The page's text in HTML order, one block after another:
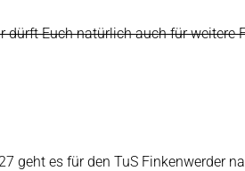
dürft Euch natürlich auch für
geht es für den TuS Finkenwerder